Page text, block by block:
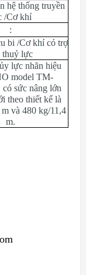
hệ thống truyền
/Cơ khí
:
bi /Cơ khí có trợ
thuỷ lực
lực nhãn hiệu
model TM-
sức nâng lớn
theo thiết kế là
và 480 kg/11,4
m.